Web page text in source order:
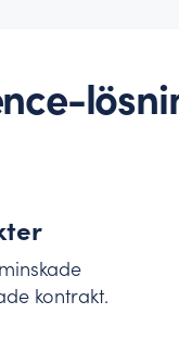
kontrakt.